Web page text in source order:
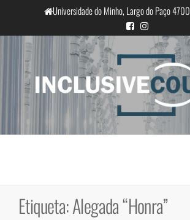
o
conteúdo
Universidade do Minho, Largo do Paço
InclusiveCourts
Igualdade e
prática judicial
Etiqueta:Alegada “Honra”